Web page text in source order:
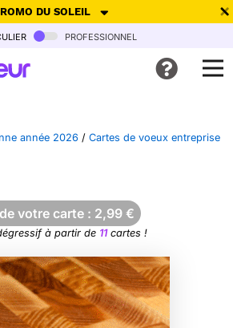
DU SOLEIL
le code SUMMER26pour envoyer des
Ne plus afficher
professionnel
année 2026 / Cartes de voeux entreprise
votre carte : 2,99 €
à partir de 11cartes !